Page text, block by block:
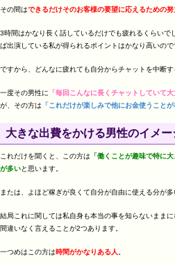
その間はできるだけそのお客様の要望に応えるための
3時間はかなり長く話しているだけでも疲れるくらい
ば出演している私が得られるポイントはかなり高いので
ですから、どんなに疲れても自分からチャットを中断す
一度その男性に 「毎回こんなに長くチャットしていて大
が、その方は 「これだけが楽しみで他にお金使うことが
大きな出費をかける男性のイメ
これだけを聞くと、この方は 「働くことが趣味で特に
が多いと思います。
または、よほど稼ぎが良くて自分が自由に使える分が多
結局これに関しては私自身も本当の事を知らないまま
間違いなく言えることが2つあります。
一つめはこの方は時間がかなりある人